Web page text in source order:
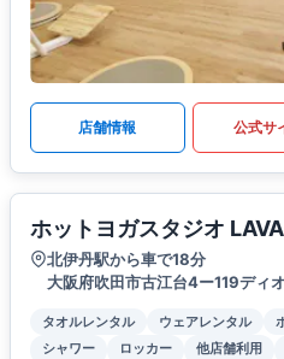
店舗情報 公式サ
ホットヨガスタジオ
北伊丹駅から車で18分
大阪府吹田市古江台4ー119ディ
タオルレンタル ウェアレンタル
シャワー
ロッカー 他店舗利用